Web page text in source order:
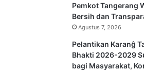
Pemkot Tangerang
Bersih dan
Agustus 7, 2026
Pelantikan Karanĝ
Bhakti 2026-2029
bagi Masyarakat,